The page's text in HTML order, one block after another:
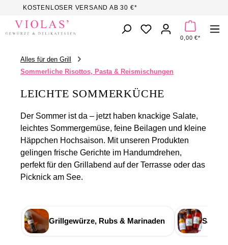
Zum Hauptinhalt springen
KOSTENLOSER VERSAND AB 30 €*
DU HAST 0
0,00 €*
Alles für den Grill
Sommerliche Risottos, Pasta & Reismischungen
LEICHTE SOMMERKÜCHE
Der Sommer ist da – jetzt haben knackige Salate,
leichtes Sommergemüse, feine Beilagen und kleine
Häppchen Hochsaison. Mit unseren Produkten
gelingen frische Gerichte im Handumdrehen,
perfekt für den Grillabend auf der Terrasse oder das
Picknick am See.
Grillgewürze, Rubs & Marinaden